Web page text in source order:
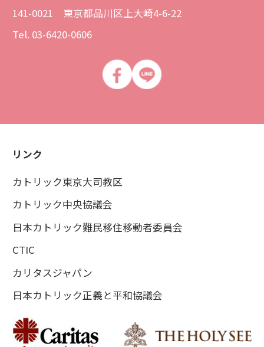
141-0021 東京都品川区上大崎4-6-22
Tel. 03-6420-0606
リンク
カトリック東京大司教区
カトリック中央協議会
日本カトリック難民移住移動者委員会
CTIC
カリタスジャパン
日本カトリック正義と平和協議会